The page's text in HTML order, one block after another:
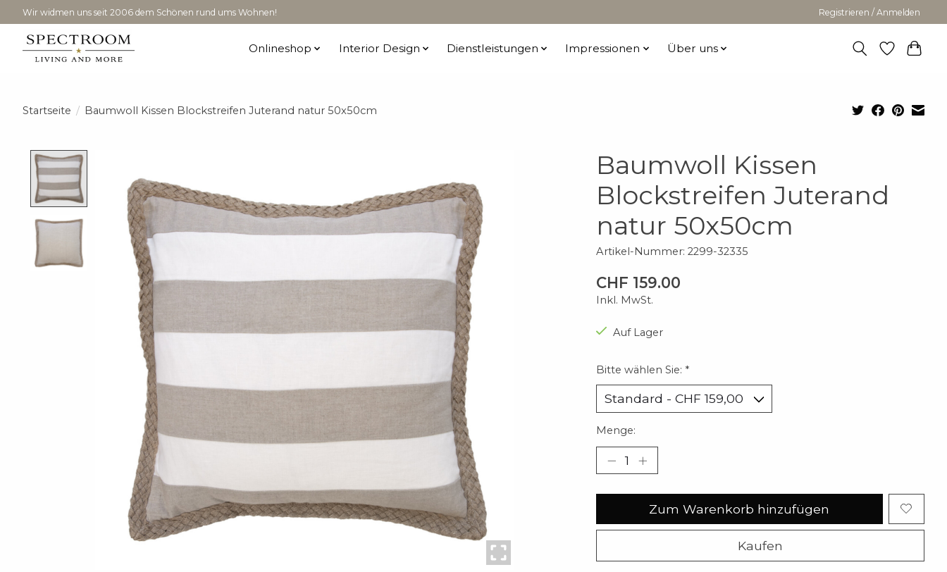
Wir widmen uns seit 2006 dem Schönen rund ums Wohnen! Registrieren / Anmelden
Onlineshop Interior Design Dienstleistungen Impressionen Über uns
Startseite / Baumwoll Kissen Blockstreifen Juterand natur 50x50cm
Baumwoll Kissen
Blockstreifen Juterand
natur 50x50cm
Artikel-Nummer: 2299-32335
CHF 159.00
Inkl. MwSt.
Auf Lager
Bitte wählen Sie: *
Menge:
Zum Warenkorb hinzufügen
Kaufen